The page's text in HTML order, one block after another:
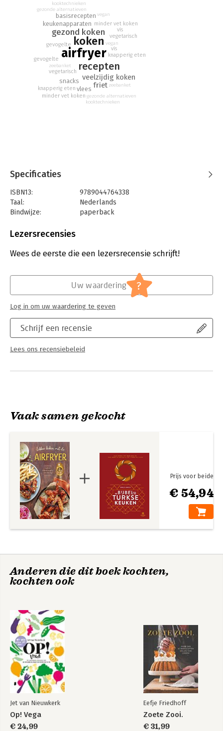
asperges, krokante broccoli, appelcrumble… De opties zijn
eindeloos! De handige mini-oven is in een mum van tijd
voorverwarmd, maakt je eten heerlijk knapperig en is zo weer
schoongemaakt. Wedden dat je niet meer zonder kan?
airfryer
koken
recepten
gezond koken
veelzijdig koken
friet
keukenapparaten
vlees
snacks
basisrecepten
vegan
vis
minder vet koken
vegetarisch
gezonde alternatieven
knapperig eten
kooktechnieken
zeebanket
gevogelte
vegan
vis
minder vet koken
vegetarisch
gezonde alternatieven
knapperig eten
kooktechnieken
zeebanket
gevogelte
Specificaties
ISBN13:
9789044764338
Taal:
Nederlands
Bindwijze:
paperback
Uitgever:
Verschijningsdatum:
22-6-2023
Lezersrecensies
Wees de eerste die een lezersrecensie schrijft!
Schrijf een recensie
Lees ons recensiebeleid
Uw waardering ?
Log in om uw waardering te geven
Vaak samen gekocht
€ 54,94
Prijs voor beide
Anderen die dit boek kochten,
kochten ook
Jet van Nieuwkerk
Op! Vega
€ 24,99
Eefje Friedhoff
Zoete Zooi.
€ 31,99